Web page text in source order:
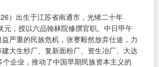
）出生于江苏省南通市，光绪二十年
元，授以六品翰林院修撰官职。中日甲午
严重的民族危机，张謇毅然放弃仕途，力
建大生纱厂、复新面粉厂、资生冶厂、大达
企业，推动了中国早期民族资本主义的